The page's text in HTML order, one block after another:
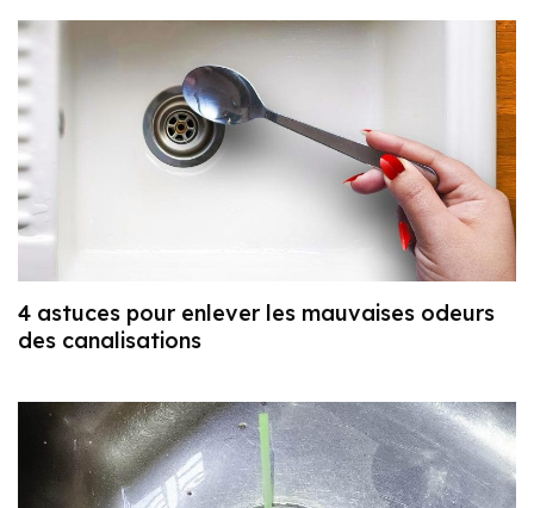
4 astuces pour enlever les mauvaises odeurs
des canalisations